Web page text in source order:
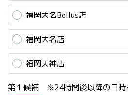
福岡大名Bellus店
福岡大名店
福岡天神店
第１候補 ※24時間後以降の日時